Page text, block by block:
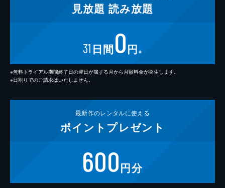
見放題 読み放題
31 日間0円 ※
※無料トライアル期間終了日の翌日が属する月から月額料金が発生します。
※日割りでのご請求はいたしません。
最新作のレンタルに使える
ポイント プレゼント
600円分